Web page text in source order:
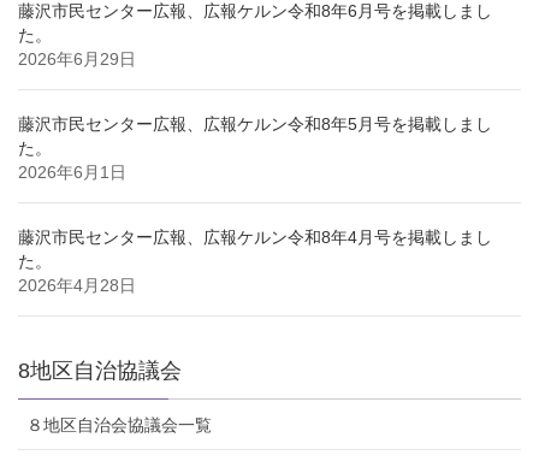
藤沢市民センター広報、広報ケルン令和8年6月号を掲載しまし
た。
2026年6月29日
藤沢市民センター広報、広報ケルン令和8年5月号を掲載しまし
た。
2026年6月1日
藤沢市民センター広報、広報ケルン令和8年4月号を掲載しまし
た。
2026年4月28日
8地区自治協議会
８地区自治会協議会一覧